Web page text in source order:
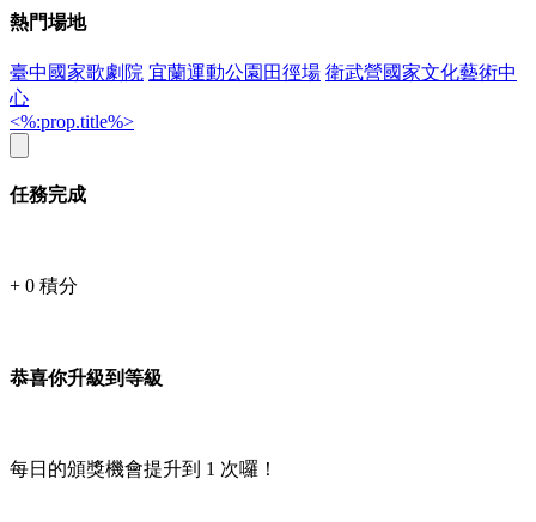
熱門場地
臺中國家歌劇院 宜蘭運動公園田徑場 衛武營國家文化藝術中
心
<%:prop.title%>
任務完成
+ 0 積分
恭喜你升級到等級
每日的頒獎機會提升到 1 次囉！